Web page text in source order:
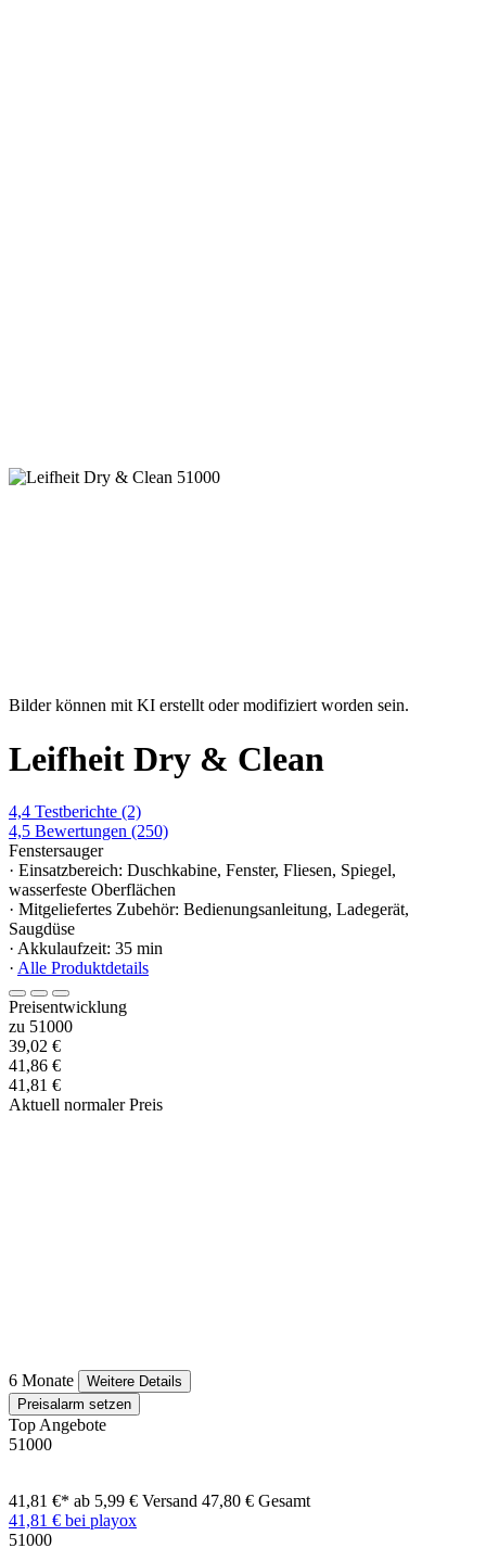
Bilder können mit KI erstellt oder modifiziert worden sein.
Leifheit Dry & Clean
4,4 Testberichte (2)
4,5 Bewertungen (250)
Fenstersauger
· Einsatzbereich: Duschkabine, Fenster, Fliesen, Spiegel,
wasserfeste Oberflächen
· Mitgeliefertes Zubehör: Bedienungsanleitung, Ladegerät,
Saugdüse
· Akkulaufzeit: 35 min
· Alle Produktdetails
Preisentwicklung
zu 51000
39,02 €
41,86 €
41,81 €
Aktuell normaler Preis
6 Monate
Weitere Details
Preisalarm setzen
Top Angebote
51000
41,81 €* ab 5,99 € Versand 47,80 € Gesamt
41,81 € bei playox
51000